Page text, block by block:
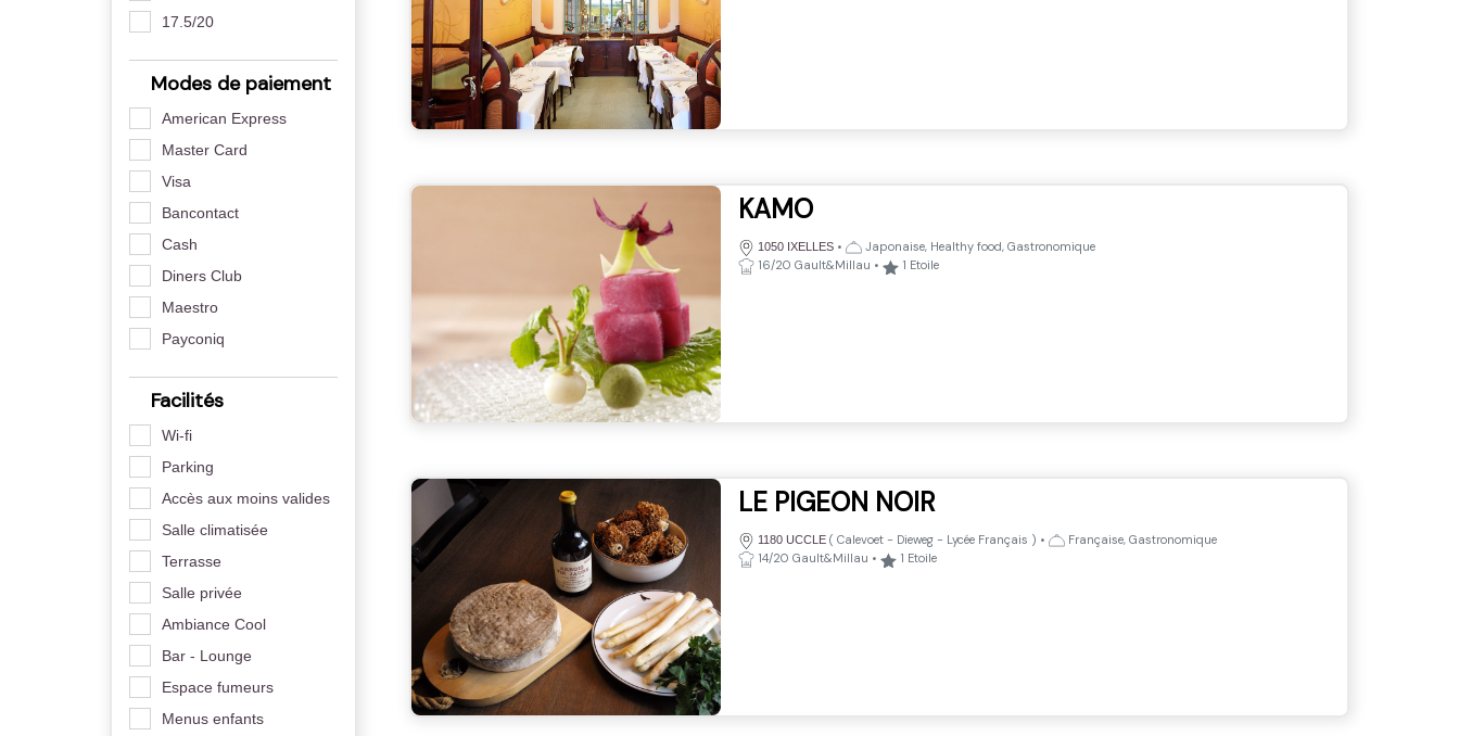
17.5/20
Modes de paiement
American Express
Master Card
Visa
Bancontact
Cash
Diners Club
Maestro
Payconiq
Facilités
Wi-fi
Parking
Accès aux moins valides
Salle climatisée
Terrasse
Salle privée
Ambiance Cool
Bar - Lounge
Espace fumeurs
Menus enfants
KAMO
1050 IXELLES •
Japonaise, Healthy food, Gastronomique
16/20 Gault&Millau • 1 Etoile
LE PIGEON NOIR
1180 UCCLE ( Calevoet - Dieweg - Lycée Français ) •
Française, Gastronomique
14/20 Gault&Millau • 1 Etoile